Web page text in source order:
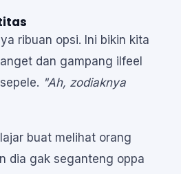
ribuan opsi. Ini bikin kita
dan gampang ilfeel
"Ah, zodiaknya
buat melihat orang
dia gak seganteng oppa